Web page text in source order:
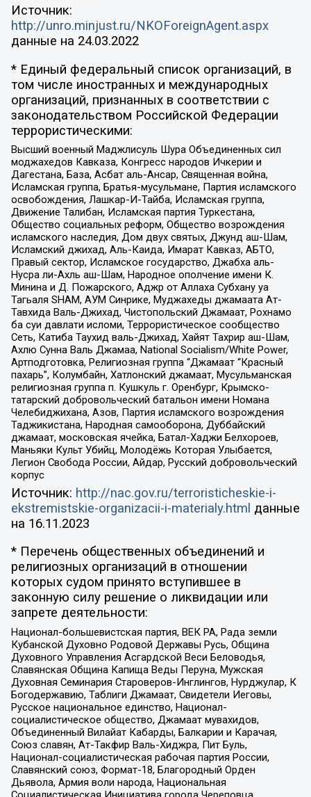
Источник:
http://unro.minjust.ru/NKOForeignAgent.aspx
данные на 24.03.2022
* Единый федеральный список организаций, в
том числе иностранных и международных
организаций, признанных в соответствии с
законодательством Российской Федерации
террористическими:
Высший военный Маджлисуль Шура Объединенных сил
моджахедов Кавказа, Конгресс народов Ичкерии и
Дагестана, База, Асбат аль-Ансар, Священная война,
Исламская группа, Братья-мусульмане, Партия исламского
освобождения, Лашкар-И-Тайба, Исламская группа,
Движение Талибан, Исламская партия Туркестана,
Общество социальных реформ, Общество возрождения
исламского наследия, Дом двух святых, Джунд аш-Шам,
Исламский джихад, Аль-Каида, Имарат Кавказ, АБТО,
Правый сектор, Исламское государство, Джабха аль-
Нусра ли-Ахль аш-Шам, Народное ополчение имени К.
Минина и Д. Пожарского, Аджр от Аллаха Субхану уа
Тагьаля SHAM, АУМ Синрике, Муджахеды джамаата Ат-
Тавхида Валь-Джихад, Чистопольский Джамаат, Рохнамо
ба суи давлати исломи, Террористическое сообщество
Сеть, Катиба Таухид валь-Джихад, Хайят Тахрир аш-Шам,
Ахлю Сунна Валь Джамаа, National Socialism/White Power,
Артподготовка, Религиозная группа “Джамаат “Красный
пахарь”, Колумбайн, Хатлонский джамаат, Мусульманская
религиозная группа п. Кушкуль г. Оренбург, Крымско-
татарский добровольческий батальон имени Номана
Челебиджихана, Азов, Партия исламского возрождения
Таджикистана, Народная самооборона, Дуббайский
джамаат, московская ячейка, Батал-Хаджи Белхороев,
Маньяки Культ Убийц, Молодёжь Которая Улыбается,
Легион Свобода России, Айдар, Русский добровольческий
корпус
Источник: http://nac.gov.ru/terroristicheskie-i-
ekstremistskie-organizacii-i-materialy.html данные
на 16.11.2023
* Перечень общественных объединений и
религиозных организаций в отношении
которых судом принято вступившее в
законную силу решение о ликвидации или
запрете деятельности:
Национал-большевистская партия, ВЕК РА, Рада земли
Кубанской Духовно Родовой Державы Русь, Община
Духовного Управления Асгардской Веси Беловодья,
Славянская Община Капища Веды Перуна, Мужская
Духовная Семинария Староверов-Инглингов, Нурджулар, К
Богодержавию, Таблиги Джамаат, Свидетели Иеговы,
Русское национальное единство, Национал-
социалистическое общество, Джамаат мувахидов,
Объединенный Вилайат Кабарды, Балкарии и Карачая,
Союз славян, Ат-Такфир Валь-Хиджра, Пит Буль,
Национал-социалистическая рабочая партия России,
Славянский союз, Формат-18, Благородный Орден
Дьявола, Армия воли народа, Национальная